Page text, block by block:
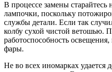
В процессе замены старайтесь
лампочки, поскольку
службы детали. Если так
колбу сухой чистой ветошью.
работоспособность
фары.
Не во всех иномарках удается